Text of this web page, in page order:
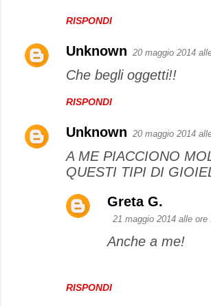
RISPONDI
Unknown 20 maggio 2014
Che begli oggetti!!
RISPONDI
Unknown 20 maggio 2014
A ME PIACCIONO
QUESTI TIPI DI
RISPONDI
Greta G.
21 maggio 2014 alle ore
Anche a me!